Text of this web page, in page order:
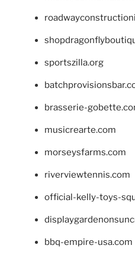
sportszilla.org
brasserie-
musicrearte.com
morseysfarms.com
riverviewtennis.com
official-kelly-toys-
bbq-empire-usa.com